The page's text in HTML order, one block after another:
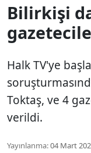
Bilirkişi
Halk TV'ye
Toktaş, ve 4
verildi.
Yayınlanma:04 Mart